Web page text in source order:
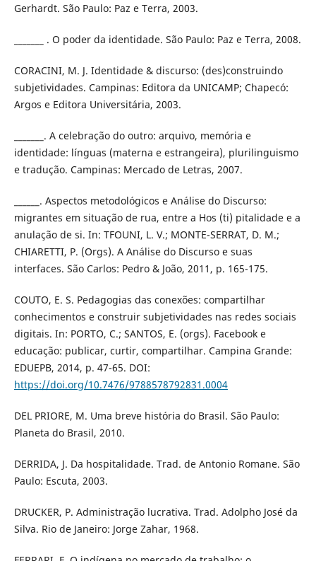
Gerhardt. São Paulo: Paz e Terra, 2003.
_______ . O poder da identidade. São Paulo: Paz e Terra, 2008.
CORACINI, M. J. Identidade & discurso: (des)construindo
subjetividades. Campinas: Editora da UNICAMP; Chapecó:
Argos e Editora Universitária, 2003.
_______. A celebração do outro: arquivo, memória e
identidade: línguas (materna e estrangeira), plurilinguismo
e tradução. Campinas: Mercado de Letras, 2007.
______. Aspectos metodológicos e Análise do Discurso:
migrantes em situação de rua, entre a Hos (ti) pitalidade e a
anulação de si. In: TFOUNI, L. V.; MONTE-SERRAT, D. M.;
CHIARETTI, P. (Orgs). A Análise do Discurso e suas
interfaces. São Carlos: Pedro & João, 2011, p. 165-175.
COUTO, E. S. Pedagogias das conexões: compartilhar
conhecimentos e construir subjetividades nas redes sociais
digitais. In: PORTO, C.; SANTOS, E. (orgs). Facebook e
educação: publicar, curtir, compartilhar. Campina Grande:
EDUEPB, 2014, p. 47-65. DOI:
https://doi.org/10.7476/9788578792831.0004
DEL PRIORE, M. Uma breve história do Brasil. São Paulo:
Planeta do Brasil, 2010.
DERRIDA, J. Da hospitalidade. Trad. de Antonio Romane. São
Paulo: Escuta, 2003.
DRUCKER, P. Administração lucrativa. Trad. Adolpho José da
Silva. Rio de Janeiro: Jorge Zahar, 1968.